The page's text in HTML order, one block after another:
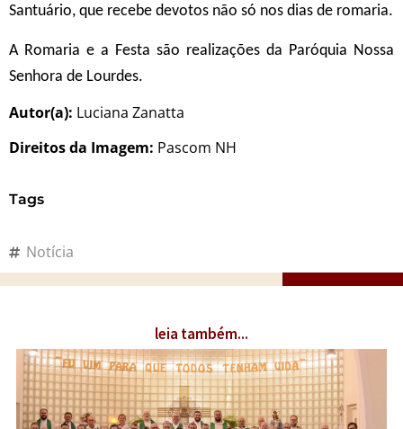
Santuário, que recebe devotos não só nos dias de romaria.
A Romaria e a Festa são realizações da Paróquia Nossa
Senhora de Lourdes.
Autor(a): Luciana Zanatta
Direitos da Imagem: Pascom NH
Tags
Notícia
leia também...